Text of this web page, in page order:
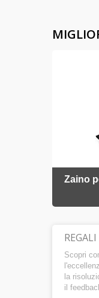
Zaino
Scopri
la
il